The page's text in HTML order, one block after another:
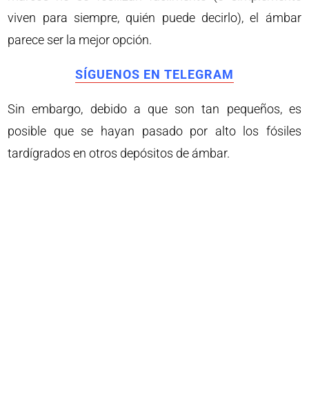
viven para siempre, quién puede decirlo), el ámbar
parece ser la mejor opción.
SÍGUENOS EN TELEGRAM
Sin embargo, debido a que son tan pequeños, es
posible que se hayan pasado por alto los fósiles
tardígrados en otros depósitos de ámbar.